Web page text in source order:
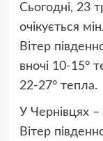
Сьогодні, 23
очікується
Вітер
вночі 10-15°
22-27° тепла.
У Чернівцях –
Вітер